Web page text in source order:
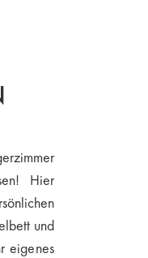
Hier
und
eigenes